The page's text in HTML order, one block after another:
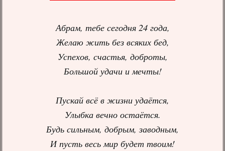
Абрам, тебе сегодня 24 года,
Желаю жить без всяких бед,
Успехов, счастья, доброты,
Большой удачи и мечты!
Пускай всё в жизни удаётся,
Улыбка вечно остаётся.
Будь сильным, добрым, заводным,
И пусть весь мир будет твоим!